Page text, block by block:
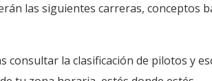
las siguientes carreras, conceptos
consultar la clasificación de pilotos y